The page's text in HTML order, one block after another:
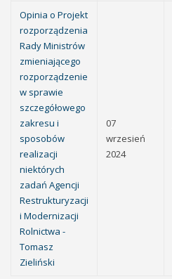
Opinia o Projekt
rozporządzenia
Rady Ministrów
zmieniającego
rozporządzenie
w sprawie
szczegółowego
zakresu i
sposobów
realizacji
niektórych
zadań Agencji
Restrukturyzacji
i Modernizacji
Rolnictwa -
Tomasz
Zieliński
07
wrzesień
2024